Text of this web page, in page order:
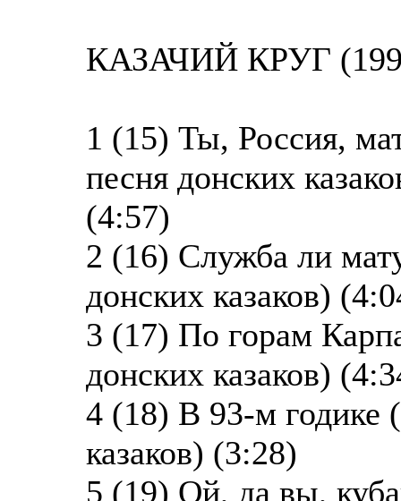
КАЗАЧИЙ КРУГ
1 (15) Ты, Россия,
песня донских
(4:57)
2 (16) Служба ли
донских казаков)
3 (17) По горам
донских казаков)
4 (18) В 93-м годике
казаков) (3:28)
5 (19) Ой, да вы,